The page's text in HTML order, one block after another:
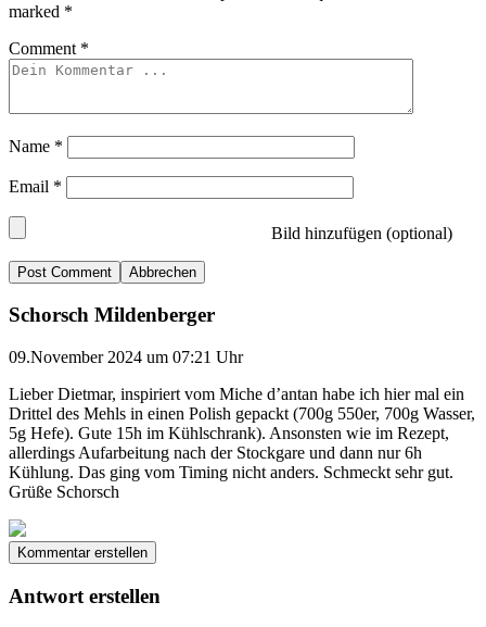
marked *
Comment *
Name *
Email *
Bild hinzufügen (optional)
Abbrechen
Schorsch Mildenberger
09.November 2024 um 07:21 Uhr
Lieber Dietmar, inspiriert vom Miche d’antan habe ich hier mal ein
Drittel des Mehls in einen Polish gepackt (700g 550er, 700g Wasser,
5g Hefe). Gute 15h im Kühlschrank). Ansonsten wie im Rezept,
allerdings Aufarbeitung nach der Stockgare und dann nur 6h
Kühlung. Das ging vom Timing nicht anders. Schmeckt sehr gut.
Grüße Schorsch
Kommentar erstellen
Antwort erstellen